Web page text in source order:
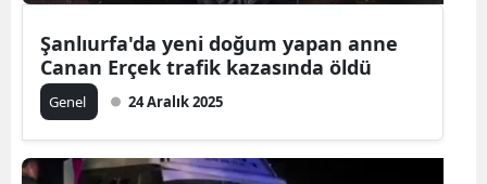
Şanlıurfa'da yeni doğum yapan anne
Canan Erçek trafik kazasında öldü
Genel 24 Aralık 2025